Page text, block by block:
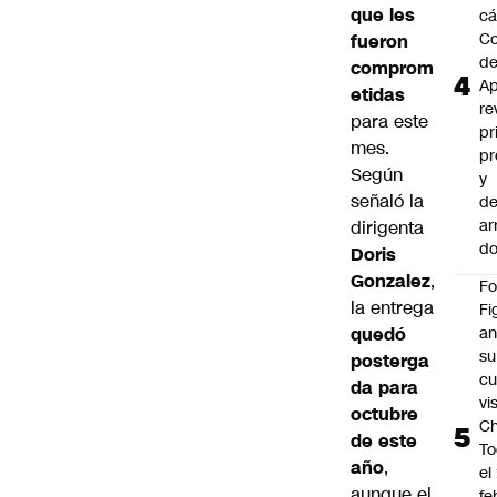
que les
fueron
comprom
etidas
para este
mes.
Según
señaló la
dirigenta
Doris
Gonzalez,
la entrega
quedó
posterga
da para
octubre
de este
año,
de
y
su
el